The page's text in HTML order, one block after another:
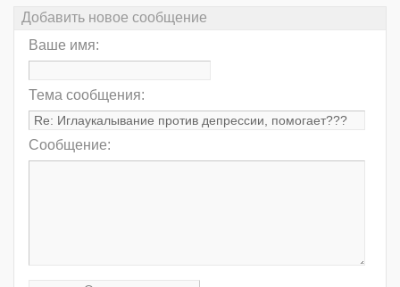
Добавить новое сообщение
Ваше имя:
Тема сообщения:
Сообщение: